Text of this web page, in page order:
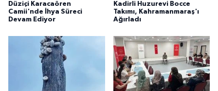
Düziçi Karacaören
Camii'nde İhya Süreci
Devam Ediyor
Kadirli Huzurevi Bocce
Takımı, Kahramanmaraş'ı
Ağırladı